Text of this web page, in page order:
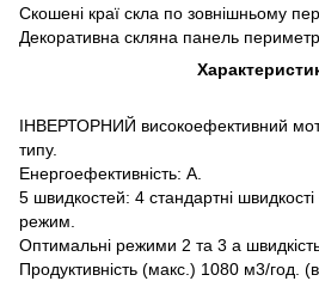
Скошені краї скла по зовнішньому
Декоративна скляна панель
ІНВЕРТОРНИЙ високоефективний
типу.
Енергоефективність: А.
5 швидкостей: 4 стандартні швидкості
режим.
Оптимальні режими 2 та 3 а
Продуктивність (макс.) 1080 м3/год.